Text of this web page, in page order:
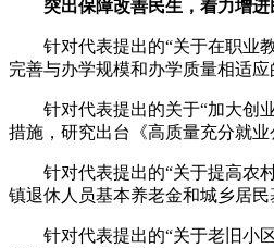
突出保障改善民生，着力增
针对代表提出的“关于在职业教
完善与办学规模和办学质量相适
针对代表提出的关于“加大创业
措施，研究出台《高质量充分就
针对代表提出的“关于提高农村
镇退休人员基本养老金和城乡居
针对代表提出的“关于老旧小区